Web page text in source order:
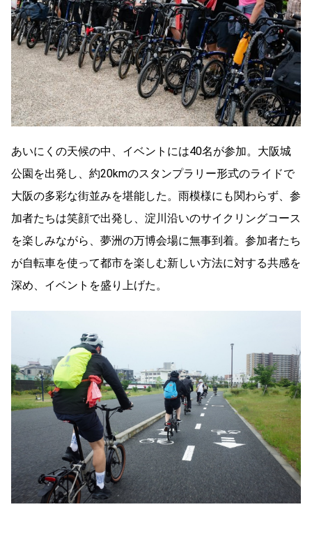
あいにくの天候の中、イベントには40名が参加。大阪城
公園を出発し、約20kmのスタンプラリー形式のライドで
大阪の多彩な街並みを堪能した。雨模様にも関わらず、参
加者たちは笑顔で出発し、淀川沿いのサイクリングコース
を楽しみながら、夢洲の万博会場に無事到着。参加者たち
が自転車を使って都市を楽しむ新しい方法に対する共感を
深め、イベントを盛り上げた。